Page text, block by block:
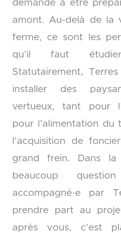
demande à être
amont. Au-delà de la
ferme, ce sont les
qu’il faut étudier
Statutairement,
installer des
vertueux, tant pour
pour l’alimentation
l’acquisition de
grand frein. Dans la
beaucoup
accompagné·e par
prendre part au
après vous, c’est